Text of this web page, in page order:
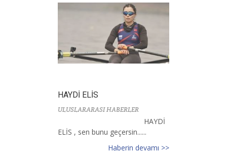
HAYDİ ELİS
ULUSLARARASI HABERLER
HAYDİ
ELİS , sen bunu geçersin......
Haberin devamı >>